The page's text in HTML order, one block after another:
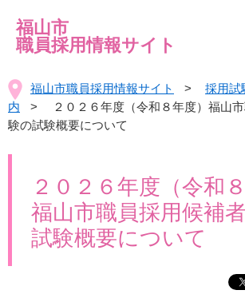
福山市
職員採用情報サイト
福山市職員採用情報サイト > 採用試
内
> ２０２６年度（令和８年度）福山市
験の試験概要について
２０２６年度（令和８
福山市職員採用候補
試験概要について